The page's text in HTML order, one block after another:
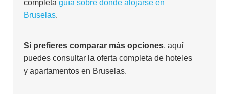
completa guía sobre dónde alojarse en
Bruselas.
Si prefieres comparar más opciones, aquí
puedes consultar la oferta completa de hoteles
y apartamentos en Bruselas.